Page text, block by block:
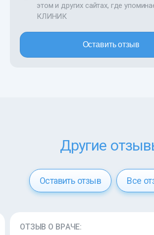
этом и других сайтах, где
КЛИНИК
Оставить отзыв
Другие
Оставить отзыв Все
ОТЗЫВ О ВРАЧЕ: